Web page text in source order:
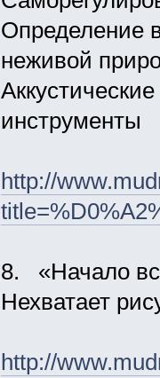
Определение
неживой
инструменты
http://
8. «Начало
Нехватает
http://